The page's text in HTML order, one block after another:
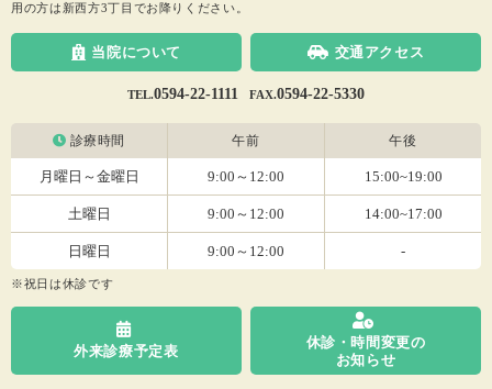
用の方は新西方3丁目でお降りください。
当院について 交通アクセス
TEL.0594-22-1111 FAX.0594-22-5330
診療時間 午前 午後
月曜日～金曜日 9:00～12:00 15:00~19:00
土曜日 9:00～12:00 14:00~17:00
日曜日 9:00～12:00 -
※祝日は休診です
外来診療予定表
休診・時間変更の
お知らせ